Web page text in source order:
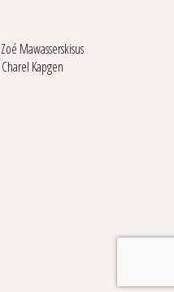
Zoé Mawasserskisus
Charel Kapgen